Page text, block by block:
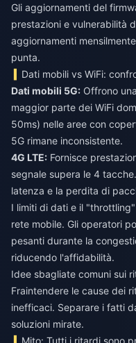
Gli aggiornamenti del
prestazioni e vulnerabilità
aggiornamenti
punta.
Dati mobili vs WiFi:
Dati mobili 5G: Offrono
maggior parte dei WiFi
50ms) nelle aree con
5G rimane inconsistente.
4G LTE: Fornisce
segnale supera le 4
latenza e la perdita di
I limiti di dati e il
rete mobile. Gli operatori
pesanti durante la
riducendo l'affidabilità.
Idee sbagliate comuni sui
Fraintendere le cause dei
inefficaci. Separare i fatti
soluzioni mirate.
Mito: Tutti i ritardi sono